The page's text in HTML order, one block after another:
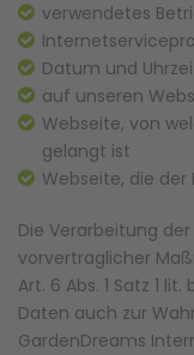
verwendetes
Datum und
auf unseren
Webseite, von
gelangt ist
Webseite, die
Die Verarbeitung
vorvertraglicher
Art. 6 Abs. 1 Satz 1
Daten auch zur
GardenDreams